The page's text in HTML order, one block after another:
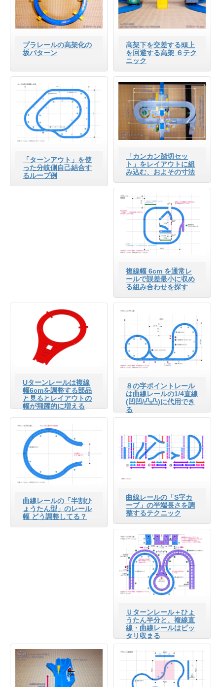
プラレールの高架化の
坂パターン
高架下を交差する頭上
を回避する高架 ６テク
ニック
「ターンアウト」を使
った分岐側自己結合す
るループ例
「カンカン踏切セッ
ト」をレイアウトに組
み込む、およその寸法
複線幅 6cm を通常レ
ールで誤差最小に収め
る組み合わせを探す
Uターンレールは複線
幅6cmを調整する部品
と見るとレイアウトの
幅が飛躍的に増える
８の字ポイントレール
は曲線レールの1/4直線
(凹凹/凸凸)に代用でき
る
曲線レールの「半割ひ
ょうたん型」のレール
幅 どう調整してる？
曲線レールの「S字カ
ーブ」の半端長さを調
整するテクニック
Ｕターンレール＋ひょ
うたん半分と、複線直
線・曲線レールはピッ
タリ収まる